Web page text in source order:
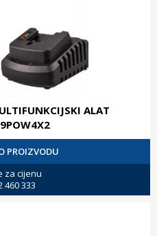
ALAT
PROIZVODU
za cijenu
460 333